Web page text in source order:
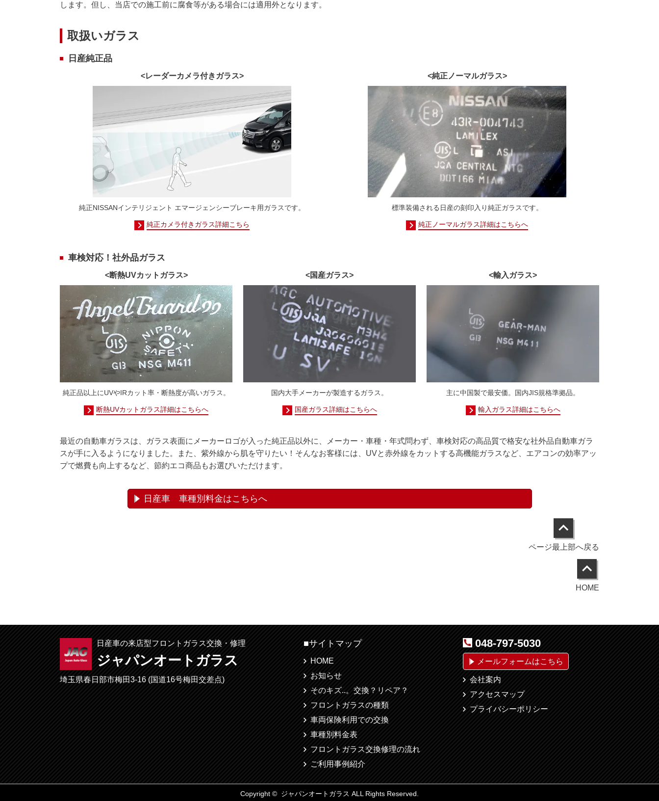
します。但し、当店での施工前に腐食等がある場合には適用外となります。
取扱いガラス
日産純正品
<レーダーカメラ付きガラス>
純正NISSANインテリジェント エマージェンシーブレーキ用ガラスです。
純正カメラ付きガラス詳細こちら
<純正ノーマルガラス>
標準装備される日産の刻印入り純正ガラスです。
純正ノーマルガラス詳細はこちらへ
車検対応！社外品ガラス
<断熱UVカットガラス>
純正品以上にUVやIRカット率・断熱度が高いガラス。
断熱UVカットガラス詳細はこちらへ
<国産ガラス>
国内大手メーカーが製造するガラス。
国産ガラス詳細はこちらへ
<輸入ガラス>
主に中国製で最安価。国内JIS規格準拠品。
輸入ガラス詳細はこちらへ
最近の自動車ガラスは、ガラス表面にメーカーロゴが入った純正品以外に、メーカー・車種・年式問わず、車検対応の高品質で格安な社外品自動車ガラ
スが手に入るようになりました。また、紫外線から肌を守りたい！そんなお客様には、UVと赤外線をカットする高機能ガラスなど、エアコンの効率アッ
プで燃費も向上するなど、節約エコ商品もお選びいただけます。
日産車 車種別料金はこちらへ
ページ最上部へ戻る
HOME
日産車の来店型フロントガラス交換・修理
ジャパンオートガラス
埼玉県春日部市梅田3-16 (国道16号梅田交差点)
■サイトマップ
HOME
お知らせ
そのキズ..。交換？リペア？
フロントガラスの種類
車両保険利用での交換
車種別料金表
フロントガラス交換修理の流れ
ご利用事例紹介
048-797-5030
メールフォームはこちら
会社案内
アクセスマップ
プライバシーポリシー
Copyright © ジャパンオートガラス ALL Rights Reserved.